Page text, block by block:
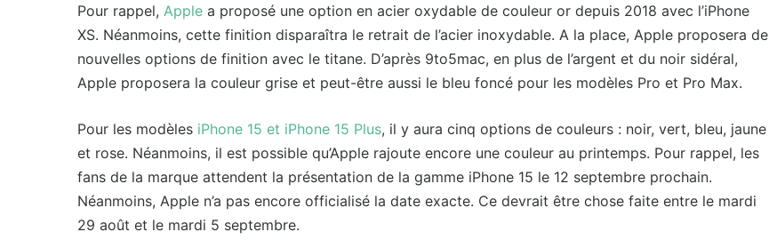
Pour rappel, Apple a proposé une option en acier oxydable de couleur or depuis 2018 avec l’iPhone
XS. Néanmoins, cette finition disparaîtra le retrait de l’acier inoxydable. A la place, Apple proposera de
nouvelles options de finition avec le titane. D’après 9to5mac, en plus de l’argent et du noir sidéral,
Apple proposera la couleur grise et peut-être aussi le bleu foncé pour les modèles Pro et Pro Max.
Pour les modèles iPhone 15 et iPhone 15 Plus, il y aura cinq options de couleurs : noir, vert, bleu, jaune
et rose. Néanmoins, il est possible qu’Apple rajoute encore une couleur au printemps. Pour rappel, les
fans de la marque attendent la présentation de la gamme iPhone 15 le 12 septembre prochain.
Néanmoins, Apple n’a pas encore officialisé la date exacte. Ce devrait être chose faite entre le mardi
29 août et le mardi 5 septembre.